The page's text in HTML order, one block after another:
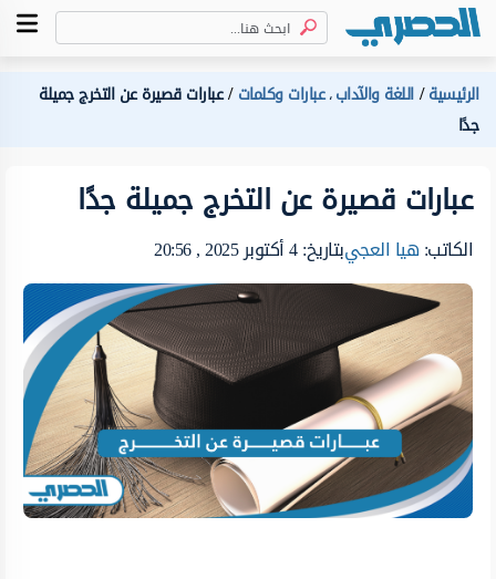
الرئيسية اللغة والآداب،عبارات وكلمات عبارات قصيرة عن التخرج جميلة
جدًا
عبارات قصيرة عن التخرج جميلة جدًا
الكاتب:هيا العجيبتاريخ: 4 أكتوبر 2025 , 20:56